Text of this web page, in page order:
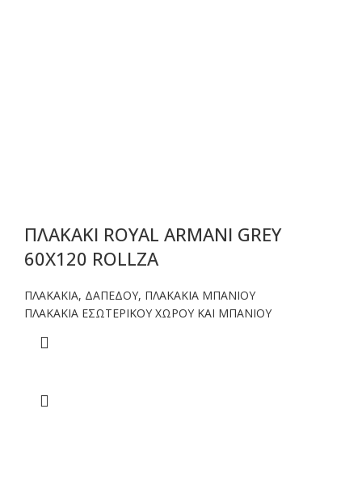
ΠΛΑΚΑΚΙ ROYAL ARMANI GREY
60X120 ROLLZA
ΠΛΑΚΑΚΙΑ, ΔΑΠΕΔΟΥ, ΠΛΑΚΑΚΙΑ ΜΠΑΝΙΟΥ
ΠΛΑΚΑΚΙΑ ΕΣΩΤΕΡΙΚΟΥ ΧΩΡΟΥ ΚΑΙ ΜΠΑΝΙΟΥ